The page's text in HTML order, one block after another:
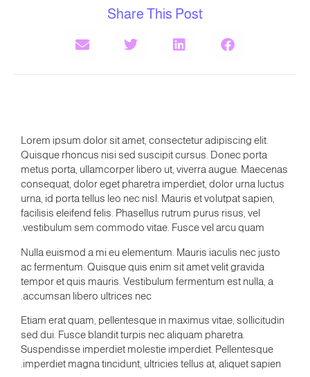
Share This Post
Lorem ipsum dolor sit amet, consectetur adipiscing elit.
Quisque rhoncus nisi sed suscipit cursus. Donec porta
metus porta, ullamcorper libero ut, viverra augue. Maecenas
consequat, dolor eget pharetra imperdiet, dolor urna luctus
urna, id porta tellus leo nec nisl. Mauris et volutpat sapien,
facilisis eleifend felis. Phasellus rutrum purus risus, vel
vestibulum sem commodo vitae. Fusce vel arcu quam.
Nulla euismod a mi eu elementum. Mauris iaculis nec justo
ac fermentum. Quisque quis enim sit amet velit gravida
tempor et quis mauris. Vestibulum fermentum est nulla, a
accumsan libero ultrices nec.
Etiam erat quam, pellentesque in maximus vitae, sollicitudin
sed dui. Fusce blandit turpis nec aliquam pharetra.
Suspendisse imperdiet molestie imperdiet. Pellentesque
imperdiet magna tincidunt, ultricies tellus at, aliquet sapien.